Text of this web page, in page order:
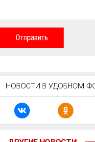
Отправить
НОВОСТИ В УДОБНОМ